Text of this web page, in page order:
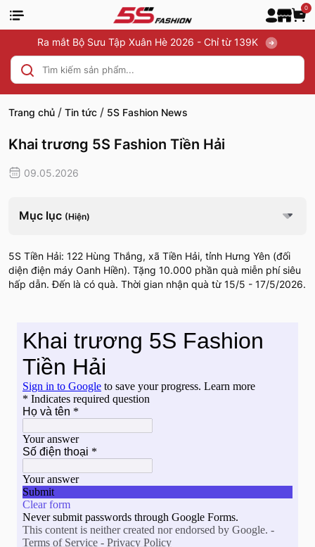
0
Ra mắt Bộ Sưu Tập Xuân Hè 2026 - Chỉ từ 139K
Trang chủ / Tin tức / 5S Fashion News
Khai trương 5S Fashion Tiền Hải
09.05.2026
Mục lục (Hiện)
5S Tiền Hải: 122 Hùng Thắng, xã Tiền Hải, tỉnh Hưng Yên (đối
diện điện máy Oanh Hiền). Tặng 10.000 phần quà miễn phí siêu
hấp dẫn. Đến là có quà. Thời gian nhận quà từ 15/5 - 17/5/2026.